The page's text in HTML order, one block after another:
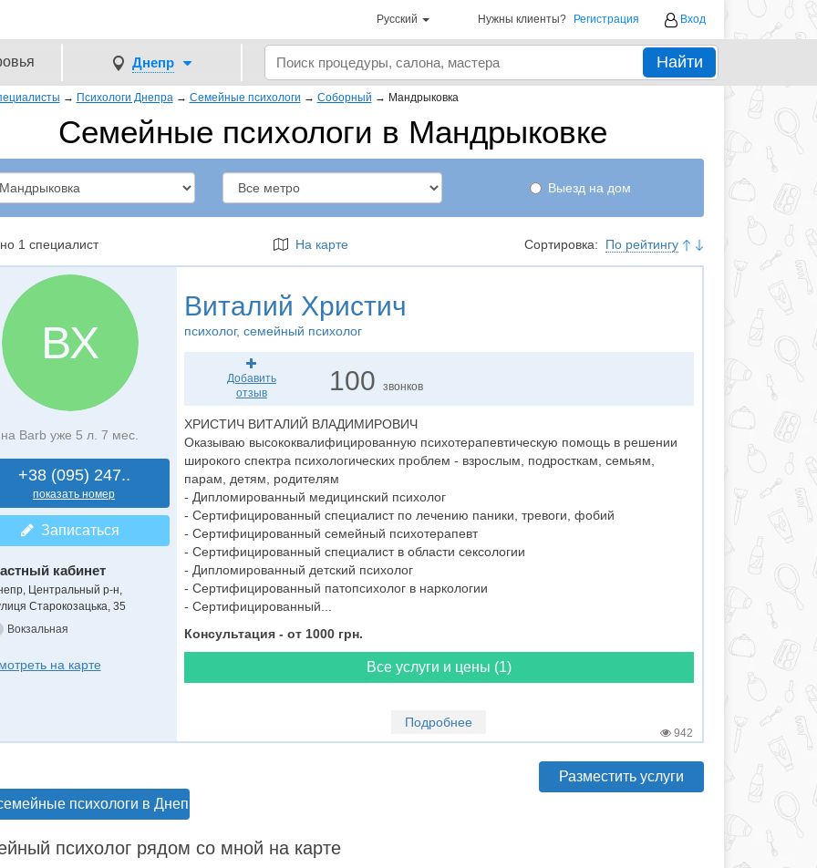
Русский Нужны клиенты? Регистрация Вход
Днепр Найти
→ Психологи Днепра → Семейные психологи → Соборный → Мандрыковка
Семейные психологи в Мандрыковке
Выезд на дом
1 специалист На карте Сортировка: По рейтингу
ВХ
на Barb уже 5 л. 7 мес.
+38 (095) 247..
показать номер
Записаться
кабинет
Центральный р-н,
Старокозацька, 35
Вокзальная
на карте
Виталий Христич
психолог, семейный психолог
Добавить
отзыв
100звонков
ХРИСТИЧ ВИТАЛИЙ ВЛАДИМИРОВИЧ
Оказываю высококвалифицированную психотерапевтическую помощь в решении
широкого спектра психологических проблем - взрослым, подросткам, семьям,
парам, детям, родителям
- Дипломированный медицинский психолог
- Сертифицированный специалист по лечению паники, тревоги, фобий
- Сертифицированный семейный психотерапевт
- Сертифицированный специалист в области сексологии
- Дипломированный детский психолог
- Сертифицированный патопсихолог в наркологии
- Сертифицированный...
Консультация - от 1000 грн.
Все услуги и цены (1)
Подробнее
942
психологи в Днепре
Разместить услуги
психолог рядом со мной на карте